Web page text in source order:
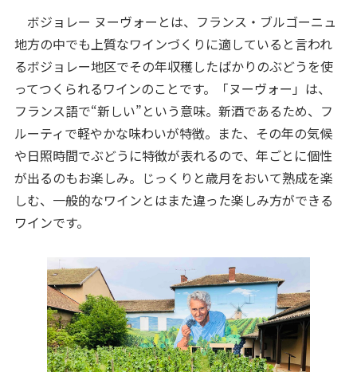
ボジョレー ヌーヴォーとは、フランス・ブルゴーニュ
地方の中でも上質なワインづくりに適していると言われ
るボジョレー地区でその年収穫したばかりのぶどうを使
ってつくられるワインのことです。「ヌーヴォー」は、
フランス語で“新しい”という意味。新酒であるため、フ
ルーティで軽やかな味わいが特徴。また、その年の気候
や日照時間でぶどうに特徴が表れるので、年ごとに個性
が出るのもお楽しみ。じっくりと歳月をおいて熟成を楽
しむ、一般的なワインとはまた違った楽しみ方ができる
ワインです。